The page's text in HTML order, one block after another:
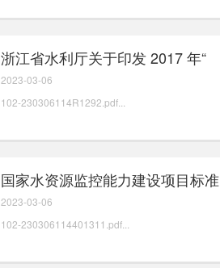
浙江省水利厅关于印发 2017 年“
102-230306114R1292.pdf...
2023-03-06
国家水资源监控能力建设项目标准
102-230306114401311.pdf...
2023-03-06